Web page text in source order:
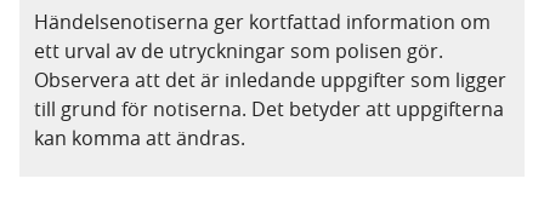
Händelsenotiserna ger kortfattad information om
ett urval av de utryckningar som polisen gör.
Observera att det är inledande uppgifter som ligger
till grund för notiserna. Det betyder att uppgifterna
kan komma att ändras.